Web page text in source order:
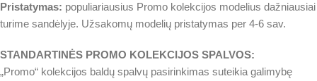
Pristatymas: populiariausius Promo kolekcijos modelius dažniausiai
turime sandėlyje. Užsakomų modelių pristatymas per 4-6 sav.
STANDARTINĖS PROMO KOLEKCIJOS SPALVOS:
„Promo“ kolekcijos baldų spalvų pasirinkimas suteikia galimybę